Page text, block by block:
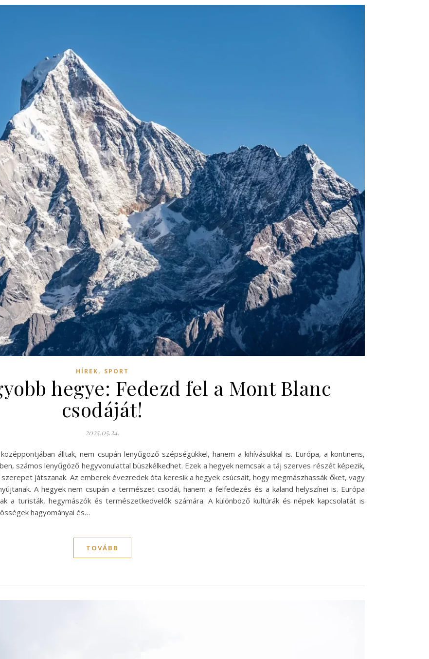
HÍREK, SPORT
hegye: Fedezd fel a Mont Blanc
csodáját!
2025.05.24.
álltak, nem csupán lenyűgöző szépségükkel, hanem a kihívásukkal is. Európa, a kontinens,
számos lenyűgöző hegyvonulattal büszkélkedhet. Ezek a hegyek nemcsak a táj szerves részét képezik,
játszanak. Az emberek évezredek óta keresik a hegyek csúcsait, hogy megmászhassák őket, vagy
A hegyek nem csupán a természet csodái, hanem a felfedezés és a kaland helyszínei is. Európa
a turisták, hegymászók és természetkedvelők számára. A különböző kultúrák és népek kapcsolatát is
hagyományai és…
TOVÁBB